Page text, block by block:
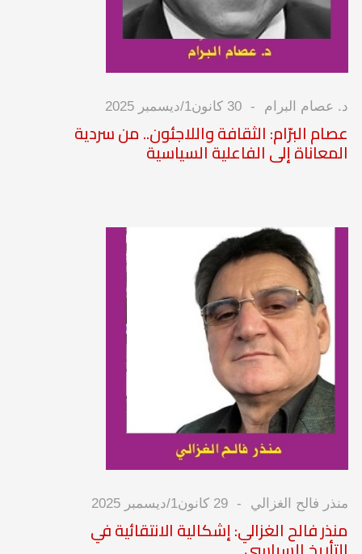
د. عصام البرام 30 كانون1/ديسمبر 2025
عصام البرّام: الثقافة واللاجئون.. من سردية
المعاناة إلى الفاعلية السياسية
منذر فالح الغزالي 29 كانون1/ديسمبر 2025
منذر فالح الغزالي: إشكالية الانتقائية في